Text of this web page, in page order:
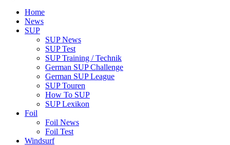
Home
News
SUP
SUP News
SUP Test
SUP Training / Technik
German SUP Challenge
German SUP League
SUP Touren
How To SUP
SUP Lexikon
Foil
Foil News
Foil Test
Windsurf